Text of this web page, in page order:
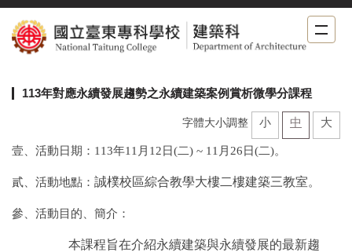
跳
到
主
內
容
113年對應永續發展趨勢之永續建築案例賞析微學分課程
字體大小調整 小 中 大
壹、活動日期：113年11月12日(二) ~ 11月26日(二)。
貳、活動地點： 誠樸校區綜合教學大樓二樓建築三教室。
參、活動目的、簡介：
本課程旨在介紹永續建築與永續發展的最新趨